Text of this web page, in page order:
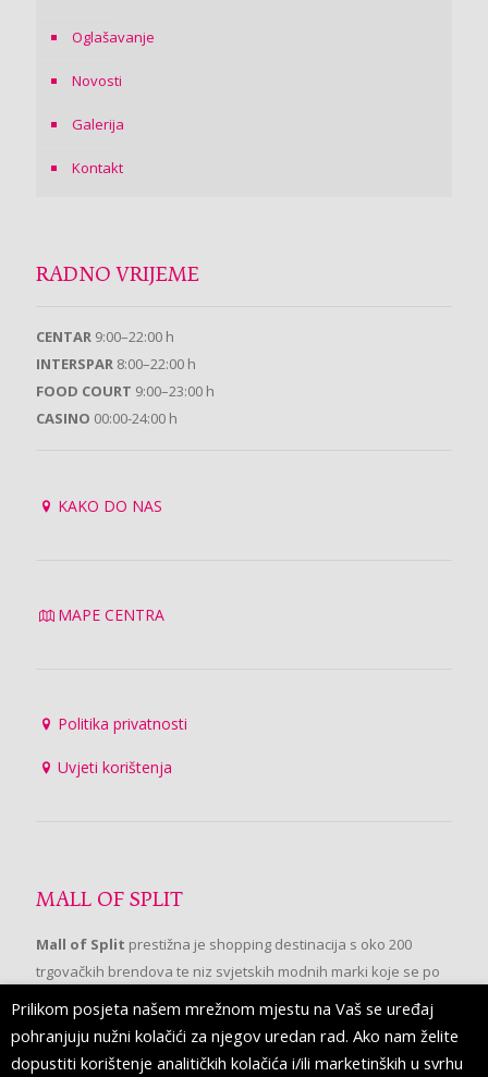
Oglašavanje
Novosti
Galerija
Kontakt
RADNO VRIJEME
CENTAR 9:00–22:00 h
INTERSPAR 8:00–22:00 h
FOOD COURT 9:00–23:00 h
CASINO 00:00-24:00 h
KAKO DO NAS
MAPE CENTRA
Politika privatnosti
Uvjeti korištenja
MALL OF SPLIT
Mall of Split prestižna je shopping destinacija s oko 200
trgovačkih brendova te niz svjetskih modnih marki koje se po
prvi put pojavljuju u Splitu.
Prilikom posjeta našem mrežnom mjestu na Vaš se uređaj
pohranjuju nužni kolačići za njegov uredan rad. Ako nam želite
dopustiti korištenje analitičkih kolačića i/ili marketinških u svrhu